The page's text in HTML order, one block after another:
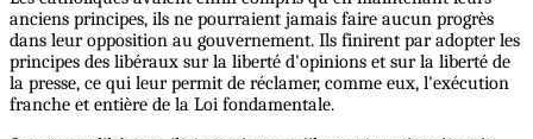
anciens principes, ils ne pourraient jamais faire aucun progrès
dans leur opposition au gouvernement. Ils finirent par adopter les
principes des libéraux sur la liberté d'opinions et sur la liberté de
la presse, ce qui leur permit de réclamer, comme eux, l'exécution
franche et entière de la Loi fondamentale.